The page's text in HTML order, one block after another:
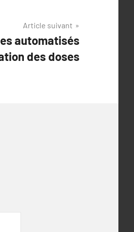
Article suivant
automatisés
des doses